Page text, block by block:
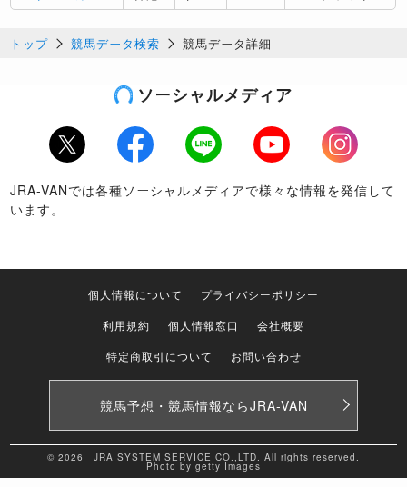
トップ 競馬データ検索 競馬データ詳細
ソーシャルメディア
Twitter Facebook LINE Youtube
Instagram
JRA-VANでは各種ソーシャルメディアで様々な情報を発信して
います。
個人情報について
プライバシーポリシー
利用規約
個人情報窓口
会社概要
特定商取引について
お問い合わせ
競馬予想・競馬情報ならJRA-VAN
© 2026 JRA SYSTEM SERVICE CO.,LTD. All rights reserved.
Photo by getty Images